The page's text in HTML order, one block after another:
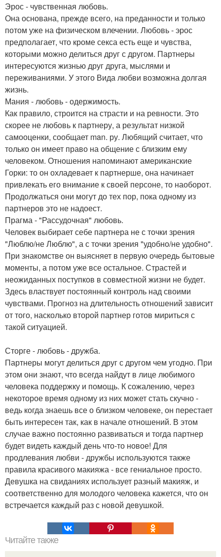
Эрос - чувственная любовь.
Она основана, прежде всего, на преданности и только
потом уже на физическом влечении. Любовь - эрос
предполагает, что кроме секса есть еще и чувства,
которыми можно делиться друг с другом. Партнеры
интересуются жизнью друг друга, мыслями и
переживаниями. У этого Вида любви возможна долгая
жизнь.
Мания - любовь - одержимость.
Как правило, строится на страсти и на ревности. Это
скорее не любовь к партнеру, а результат низкой
самооценки, сообщает man. ру. Любящий считает, что
только он имеет право на общение с близким ему
человеком. Отношения напоминают американские
Горки: то он охладевает к партнерше, она начинает
привлекать его внимание к своей персоне, то наоборот.
Продолжаться они могут до тех пор, пока одному из
партнеров это не надоест.
Прагма - "Рассудочная" любовь.
Человек выбирает себе партнера не с точки зрения
"Люблю/не Люблю", а с точки зрения "удобно/не удобно".
При знакомстве он выясняет в первую очередь бытовые
моменты, а потом уже все остальное. Страстей и
неожиданных поступков в совместной жизни не будет.
Здесь властвует постоянный контроль над своими
чувствами. Прогноз на длительность отношений зависит
от того, насколько второй партнер готов мириться с
такой ситуацией.
Сторге - любовь - дружба.
Партнеры могут делиться друг с другом чем угодно. При
этом они знают, что всегда найдут в лице любимого
человека поддержку и помощь. К сожалению, через
некоторое время одному из них может стать скучно -
ведь когда знаешь все о близком человеке, он перестает
быть интересен так, как в начале отношений. В этом
случае важно постоянно развиваться и тогда партнер
будет видеть каждый день что-то новое! Для
продлевания любви - дружбы используются также
правила красивого макияжа - все гениальное просто.
Девушка на свиданиях использует разный макияж, и
соответственно для молодого человека кажется, что он
встречается каждый раз с новой девушкой.
Читайте также